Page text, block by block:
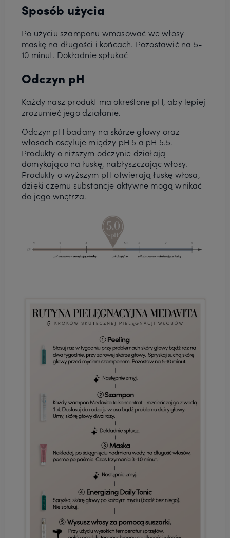
Sposób użycia
Po użyciu szamponu wmasować we włosy
maskę na długości i końcach. Pozostawić na 5-
10 minut. Dokładnie spłukać
Odczyn pH
Każdy nasz produkt ma określone pH, aby lepiej
zrozumieć jego działanie.
Odczyn pH badany na skórze głowy oraz
włosach oscyluje między pH 5 a pH 5.5.
Produkty o niższym odczynie działają
domykająco na łuskę, nabłyszczając włosy.
Produkty o wyższym pH otwierają łuskę włosa,
dzięki czemu substancje aktywne mogą wnikać
do jego wnętrza.